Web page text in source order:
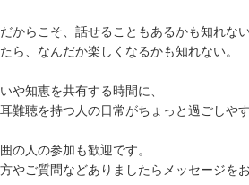
からこそ、話せることもあるかも知れない
ら、なんだか楽しくなるかも知れない。
や知恵を共有する時間に、
難聴を持つ人の日常がちょっと過ごしや
の人の参加も歓迎です。
やご質問などありましたらメッセージをお